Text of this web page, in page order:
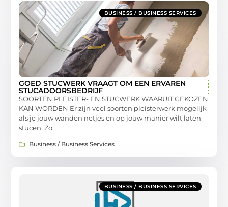
BUSINESS / BUSINESS SERVICES
GOED STUCWERK VRAAGT OM EEN ERVAREN
STUCADOORSBEDRIJF
SOORTEN PLEISTER- EN STUCWERK WAARUIT GEKOZEN
KAN WORDEN Er zijn veel soorten pleisterwerk mogelijk
als je jouw wanden netjes en op jouw manier wilt laten
stucen. Zo
Business / Business Services
BUSINESS / BUSINESS SERVICES